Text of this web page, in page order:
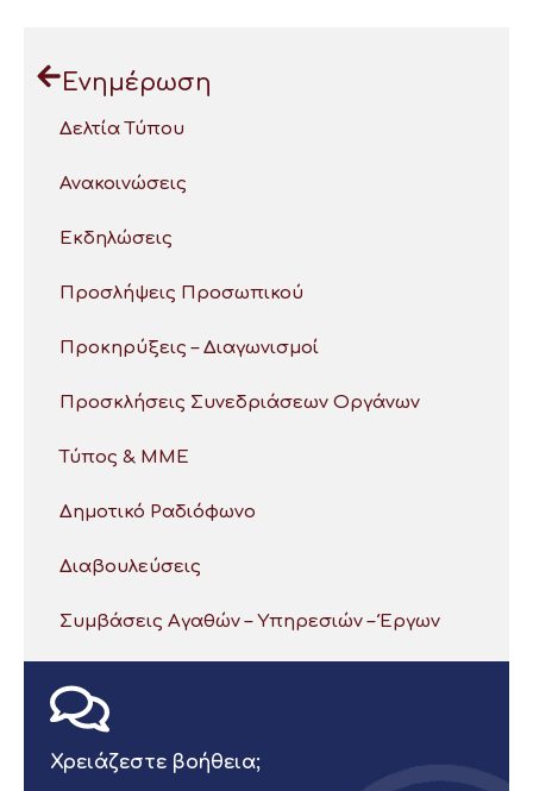
Ενημέρωση
Δελτία Τύπου
Ανακοινώσεις
Εκδηλώσεις
Προσλήψεις Προσωπικού
Προκηρύξεις – Διαγωνισμοί
Προσκλήσεις Συνεδριάσεων Οργάνων
Τύπος & ΜΜΕ
Δημοτικό Ραδιόφωνο
Διαβουλεύσεις
Συμβάσεις Αγαθών – Υπηρεσιών – Έργων
Χρειάζεστε βοήθεια;